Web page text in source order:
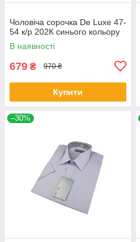
Чоловіча сорочка De Luxe 47-
54 к/р 202К синього кольору
В наявності
679 ₴ 970 ₴
Купити
–30%